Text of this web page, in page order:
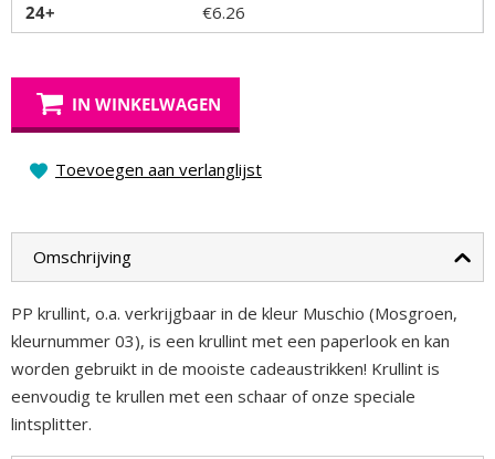
24+
€6.26
IN WINKELWAGEN
Toevoegen aan verlanglijst
Omschrijving
PP krullint, o.a. verkrijgbaar in de kleur Muschio (Mosgroen,
kleurnummer 03), is een krullint met een paperlook en kan
worden gebruikt in de mooiste cadeaustrikken! Krullint is
eenvoudig te krullen met een schaar of onze speciale
lintsplitter.